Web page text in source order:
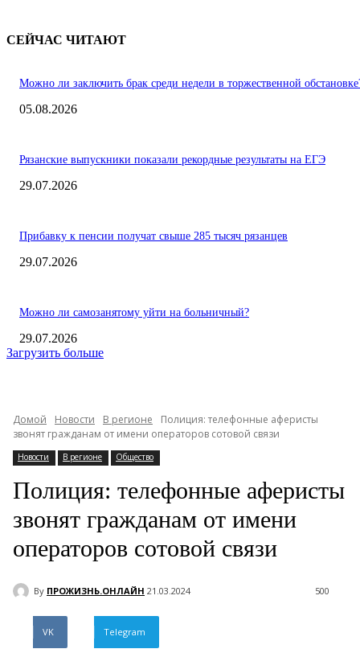
СЕЙЧАС ЧИТАЮТ
Можно ли заключить брак среди недели в торжественной
05.08.2026
Рязанские выпускники показали рекордные результаты на ЕГЭ
29.07.2026
Прибавку к пенсии получат свыше 285 тысяч рязанцев
29.07.2026
Можно ли самозанятому уйти на больничный?
29.07.2026
Загрузить больше